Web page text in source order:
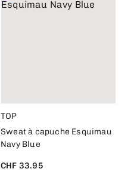
TOP
Sweat à capuche Esquimau
Navy Blue
CHF 33.95